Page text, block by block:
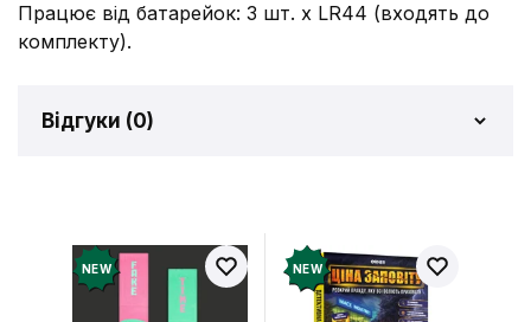
Працює від батарейок: 3 шт. x LR44 (входять до
комплекту).
Відгуки (0)
Додайте відгук і отримайте 50 грн на свій
рахунок
NEW NEW